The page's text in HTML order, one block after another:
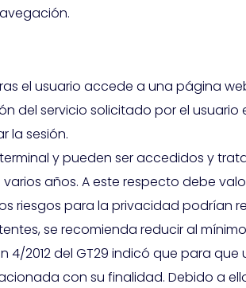
el usuario accede a una página
del servicio solicitado por el usuario
la sesión.
y pueden ser accedidos y
años. A este respecto debe
riesgos para la privacidad podrían
se recomienda reducir al
2012 del GT29 indicó que para
con su finalidad. Debido a